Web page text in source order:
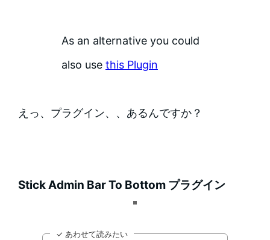
As an alternative you could
also use this Plugin
えっ、プラグイン、、あるんですか？
Stick Admin Bar To Bottom プラグイン
✓ あわせて読みたい